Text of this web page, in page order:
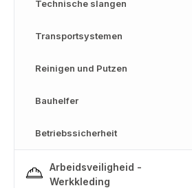
Technische slangen
Transportsystemen
Reinigen und Putzen
Bauhelfer
Betriebssicherheit
Arbeidsveiligheid -
Werkkleding